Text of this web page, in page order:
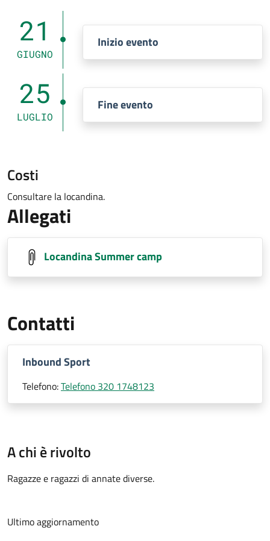
21
GIUGNO
Inizio evento
25
LUGLIO
Fine evento
Costi
Consultare la locandina.
Allegati
Locandina Summer camp
Contatti
Inbound Sport
Telefono:Telefono 320 1748123
A chi è rivolto
Ragazze e ragazzi di annate diverse.
Ultimo aggiornamento